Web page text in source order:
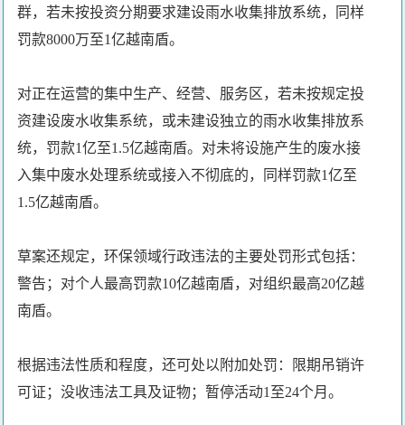
群，若未按投资分期要求建设雨水收集排放系统，同样
罚款8000万至1亿越南盾。
对正在运营的集中生产、经营、服务区，若未按规定投
资建设废水收集系统，或未建设独立的雨水收集排放系
统，罚款1亿至1.5亿越南盾。对未将设施产生的废水接
入集中废水处理系统或接入不彻底的，同样罚款1亿至
1.5亿越南盾。
草案还规定，环保领域行政违法的主要处罚形式包括：
警告；对个人最高罚款10亿越南盾，对组织最高20亿越
南盾。
根据违法性质和程度，还可处以附加处罚：限期吊销许
可证；没收违法工具及证物；暂停活动1至24个月。